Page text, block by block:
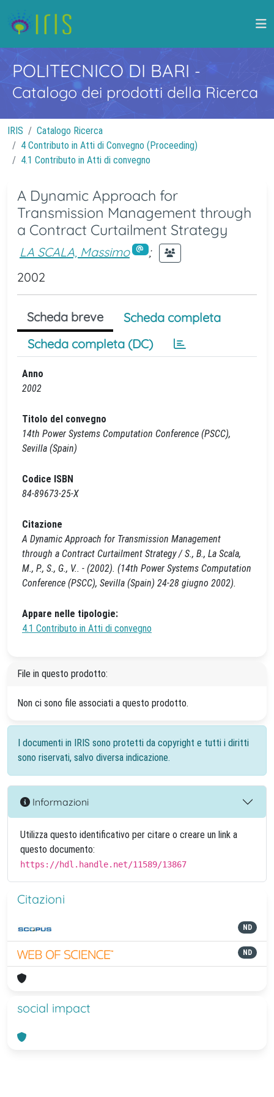
POLITECNICO DI BARI -
Catalogo dei prodotti della Ricerca
IRIS
Catalogo Ricerca
4 Contributo in Atti di Convegno (Proceeding)
4.1 Contributo in Atti di convegno
A Dynamic Approach for
Transmission Management through
a Contract Curtailment Strategy
LA SCALA, Massimo
;
2002
Scheda breve
Scheda completa
Scheda completa (DC)
Anno
2002
Titolo del convegno
14th Power Systems Computation Conference (PSCC),
Sevilla (Spain)
Codice ISBN
84-89673-25-X
Citazione
A Dynamic Approach for Transmission Management
through a Contract Curtailment Strategy / S., B., La Scala,
M., P., S., G., V.. - (2002). (14th Power Systems Computation
Conference (PSCC), Sevilla (Spain) 24-28 giugno 2002).
Appare nelle tipologie:
4.1 Contributo in Atti di convegno
File in questo prodotto:
Non ci sono file associati a questo prodotto.
I documenti in IRIS sono protetti da copyright e tutti i diritti
sono riservati, salvo diversa indicazione.
Informazioni
Utilizza questo identificativo per citare o creare un link a
questo documento:
https://hdl.handle.net/11589/13867
Citazioni
ND
ND
social impact